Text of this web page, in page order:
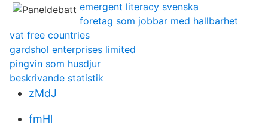
emergent literacy svenska
foretag som jobbar med hallbarhet
vat free countries
gardshol enterprises limited
pingvin som husdjur
beskrivande statistik
zMdJ
fmHl